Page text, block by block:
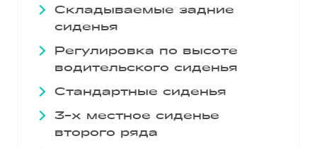
Складываемые задние
сиденья
Регулировка по высоте
водительского сиденья
Стандартные сиденья
3-х местное сиденье
второго ряда